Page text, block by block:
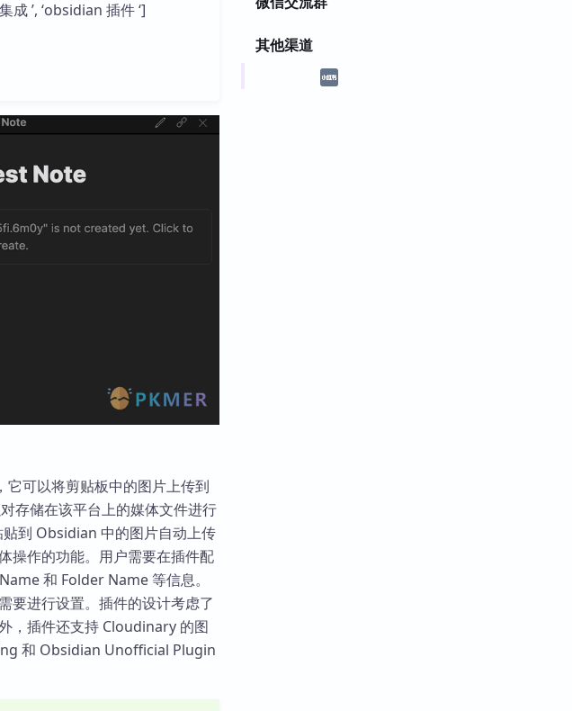
其他渠道
成 ’, ‘obsidian 插件 ‘]
可以将剪贴板中的图片上传到
存储在该平台上的媒体文件进行
到 Obsidian 中的图片自动上传
操作的功能。用户需要在插件配
和 Folder Name 等信息。
要进行设置。插件的设计考虑了
，插件还支持 Cloudinary 的图
和 Obsidian Unofficial Plugin